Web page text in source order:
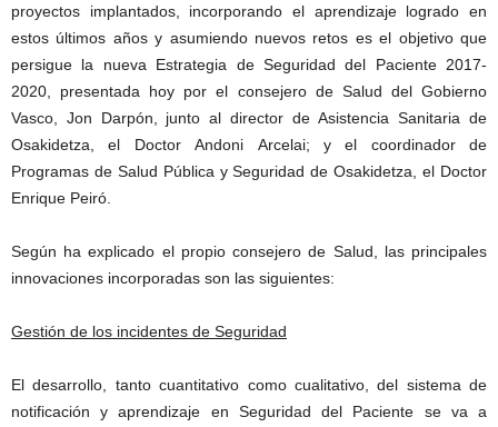
proyectos implantados, incorporando el aprendizaje logrado en
estos últimos años y asumiendo nuevos retos es el objetivo que
persigue la nueva Estrategia de Seguridad del Paciente 2017-
2020, presentada hoy por el consejero de Salud del Gobierno
Vasco, Jon Darpón, junto al director de Asistencia Sanitaria de
Osakidetza, el Doctor Andoni Arcelai; y el coordinador de
Programas de Salud Pública y Seguridad de Osakidetza, el Doctor
Enrique Peiró.
Según ha explicado el propio consejero de Salud, las principales
innovaciones incorporadas son las siguientes:
Gestión de los incidentes de Seguridad
El desarrollo, tanto cuantitativo como cualitativo, del sistema de
notificación y aprendizaje en Seguridad del Paciente se va a